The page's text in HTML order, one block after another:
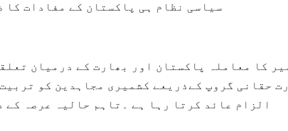
سیاسی نظام ہی پاکستان کے مفادات
کا معاملہ پاکستان اور بھارت کے درمیان
حقانی گروپ کےذریعے کشمیری مجاہدین کو
الزام عائد کرتا رہا ہے ۔تاہم حالیہ عرصہ کے